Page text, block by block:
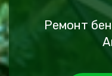
Ремонт